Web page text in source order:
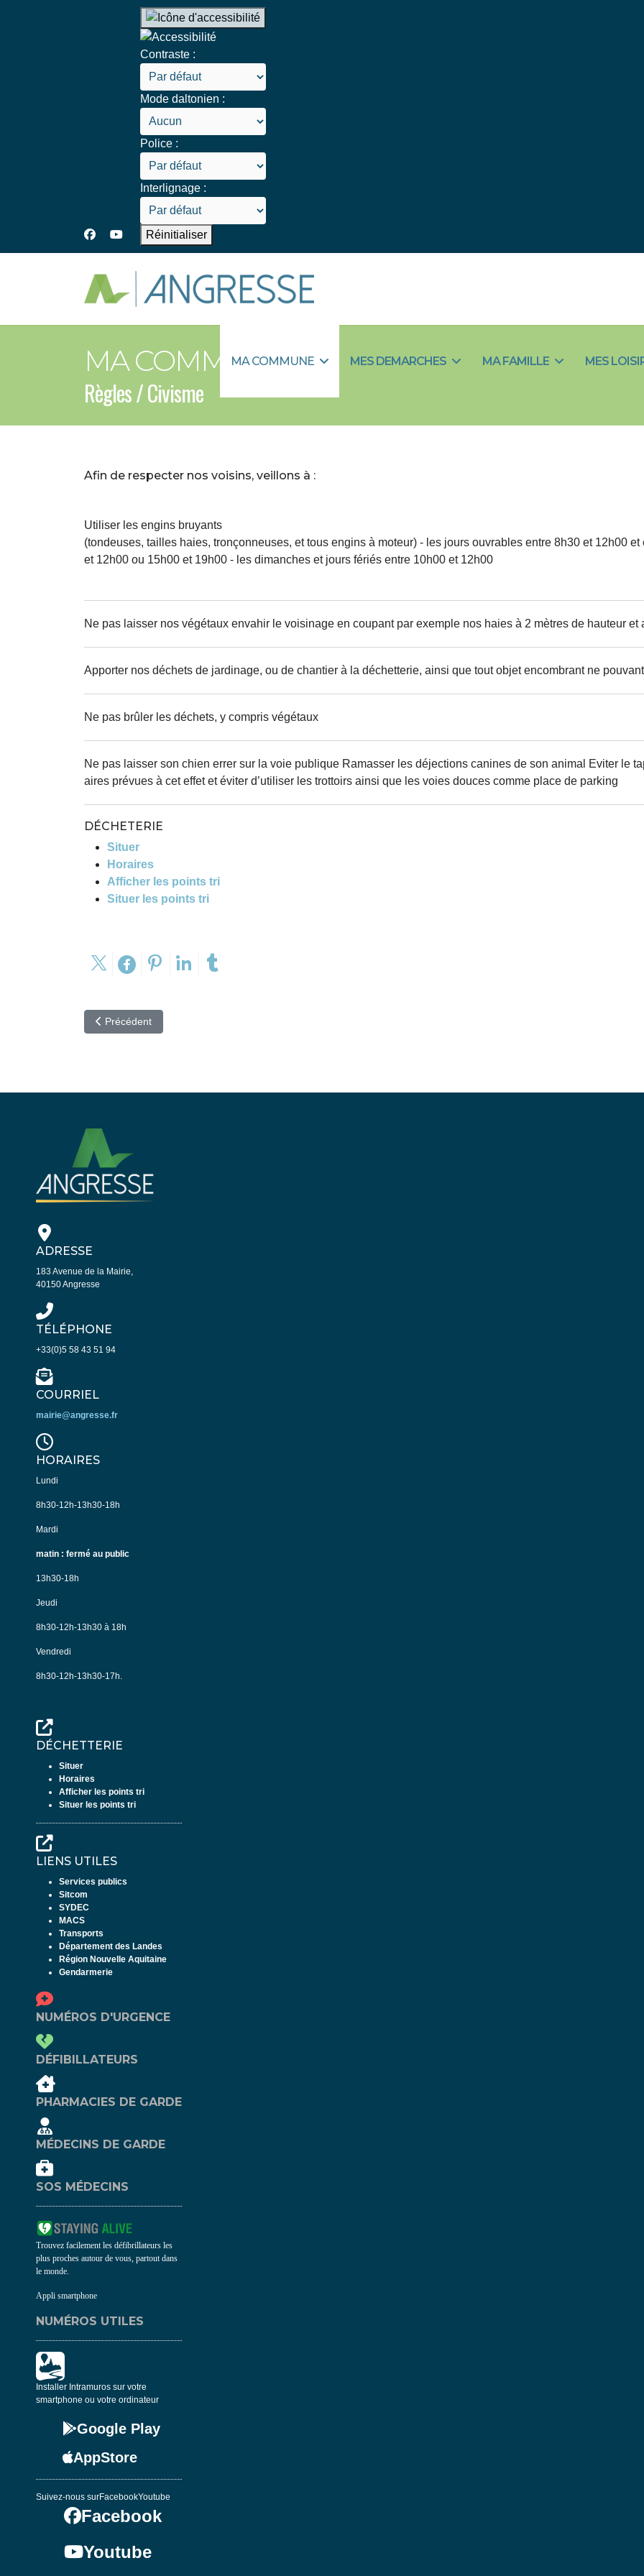
Contraste :
Mode daltonien :
Police :
Interlignage :
Réinitialiser
MA COMMUNE MES DEMARCHES MA FAMILLE MES
MA COMMUNE
Règles / Civisme
Afin de respecter nos voisins, veillons à :
Utiliser les engins bruyants
(tondeuses, tailles haies, tronçonneuses, et tous engins à moteur) - les jours ouvrables entre 8h30 et 12h00
et 12h00 ou 15h00 et 19h00 - les dimanches et jours fériés entre 10h00 et 12h00
Ne pas laisser nos végétaux envahir le voisinage en coupant par exemple nos haies à 2 mètres de hauteur et
Apporter nos déchets de jardinage, ou de chantier à la déchetterie, ainsi que tout objet encombrant ne
Ne pas brûler les déchets, y compris végétaux
Ne pas laisser son chien errer sur la voie publique Ramasser les déjections canines de son animal Eviter le
aires prévues à cet effet et éviter d’utiliser les trottoirs ainsi que les voies douces comme place de parking
DÉCHETERIE
Situer
Horaires
Afficher les points tri
Situer les points tri
Article précédent : Etat civil
Précédent
ADRESSE
183 Avenue de la Mairie,
40150 Angresse
TÉLÉPHONE
+33(0)5 58 43 51 94
COURRIEL
mairie@angresse.fr
HORAIRES
Lundi
8h30-12h-13h30-18h
Mardi
matin : fermé au public
13h30-18h
Jeudi
8h30-12h-13h30 à 18h
Vendredi
8h30-12h-13h30-17h.
DÉCHETTERIE
Situer
Horaires
Afficher les points tri
Situer les points tri
LIENS UTILES
Services publics
Sitcom
SYDEC
MACS
Transports
Département des Landes
Région Nouvelle Aquitaine
Gendarmerie
NUMÉROS D'URGENCE
DÉFIBILLATEURS
PHARMACIES DE GARDE
MÉDECINS DE GARDE
SOS MÉDECINS
Trouvez facilement les défibrillateurs les
plus proches autour de vous, partout dans
le monde.
Appli smartphone
NUMÉROS UTILES
Installer Intramuros sur votre
smartphone ou votre ordinateur
Google Play
AppStore
Suivez-nous surFacebookYoutube
Facebook
Youtube